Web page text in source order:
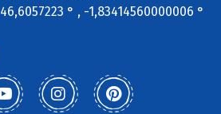
46,6057223 ° , -1,83414560000006 °